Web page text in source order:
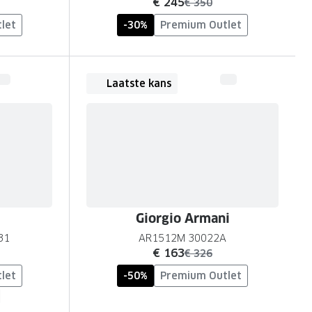
€ 350
-30%
Premium Outlet
Laatste kans
Giorgio Armani
AR1512M 30022A
nu:
€ 163was:
€ 326
-50%
Premium Outlet